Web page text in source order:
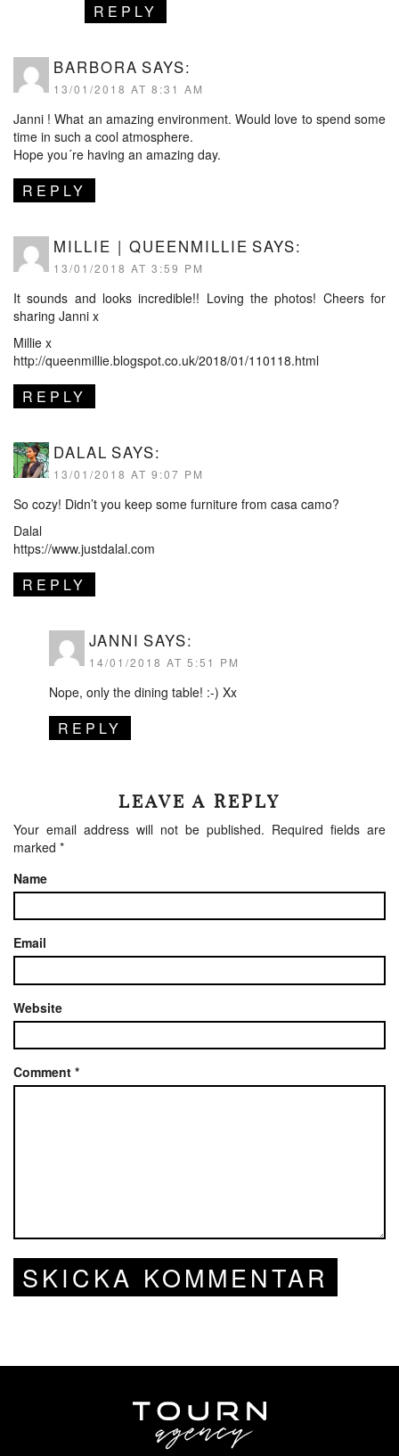
REPLY
BARBORA SAYS:
13/01/2018 AT 8:31 AM
Janni ! What an amazing environment. Would love to spend some
time in such a cool atmosphere.
Hope you´re having an amazing day.
REPLY
MILLIE | QUEENMILLIE SAYS:
13/01/2018 AT 3:59 PM
It sounds and looks incredible!! Loving the photos! Cheers for
sharing Janni x
Millie x
http://queenmillie.blogspot.co.uk/2018/01/110118.html
REPLY
DALAL SAYS:
13/01/2018 AT 9:07 PM
So cozy! Didn’t you keep some furniture from casa camo?
Dalal
https://www.justdalal.com
REPLY
JANNI SAYS:
14/01/2018 AT 5:51 PM
Nope, only the dining table! :-) Xx
REPLY
LEAVE A REPLY
Your email address will not be published. Required fields are
marked *
Name
Email
Website
Comment *
SKICKA KOMMENTAR